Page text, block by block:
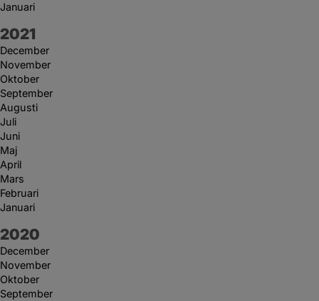
Januari
År:
2021
December
November
Oktober
September
Augusti
Juli
Juni
Maj
April
Mars
Februari
Januari
År:
2020
December
November
Oktober
September